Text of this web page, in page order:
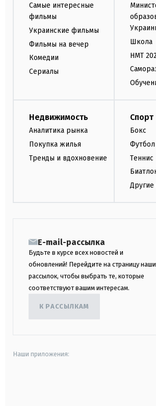
Самые интересные
фильмы
Украинские фильмы
Фильмы на вечер
Комедии
Сериалы
Школа
НМТ
Недвижимость
Аналитика рынка
Покупка жилья
Тренды и вдохновение
Спорт
Бокс
Футбол
Теннис
E-mail-рассылка
Будьте в курсе всех новостей и
обновлений! Перейдите на страницу
рассылок, чтобы выбрать те, которые
соответствуют вашим интересам.
К РАССЫЛКАМ
Наши приложения: